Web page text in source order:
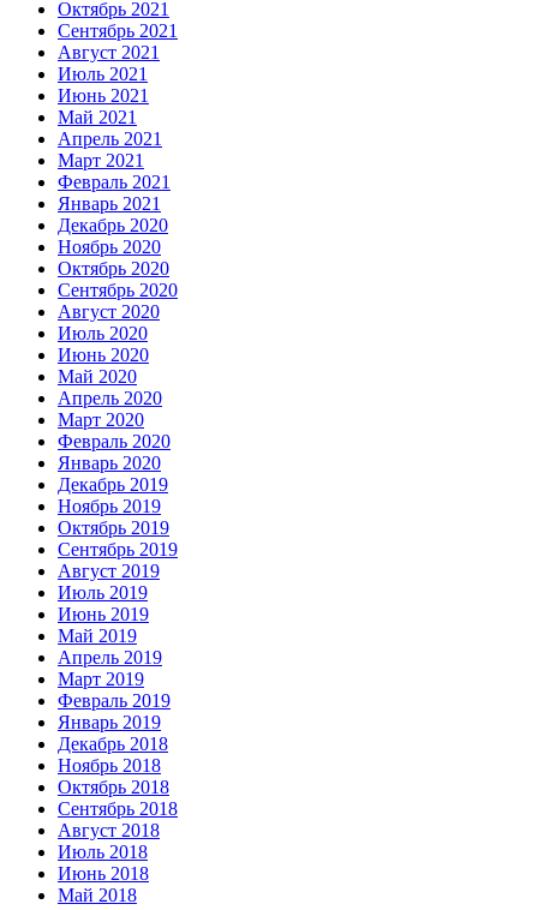
Октябрь 2021
Сентябрь 2021
Август 2021
Июль 2021
Июнь 2021
Май 2021
Апрель 2021
Март 2021
Февраль 2021
Январь 2021
Декабрь 2020
Ноябрь 2020
Октябрь 2020
Сентябрь 2020
Август 2020
Июль 2020
Июнь 2020
Май 2020
Апрель 2020
Март 2020
Февраль 2020
Январь 2020
Декабрь 2019
Ноябрь 2019
Октябрь 2019
Сентябрь 2019
Август 2019
Июль 2019
Июнь 2019
Май 2019
Апрель 2019
Март 2019
Февраль 2019
Январь 2019
Декабрь 2018
Ноябрь 2018
Октябрь 2018
Сентябрь 2018
Август 2018
Июль 2018
Июнь 2018
Май 2018